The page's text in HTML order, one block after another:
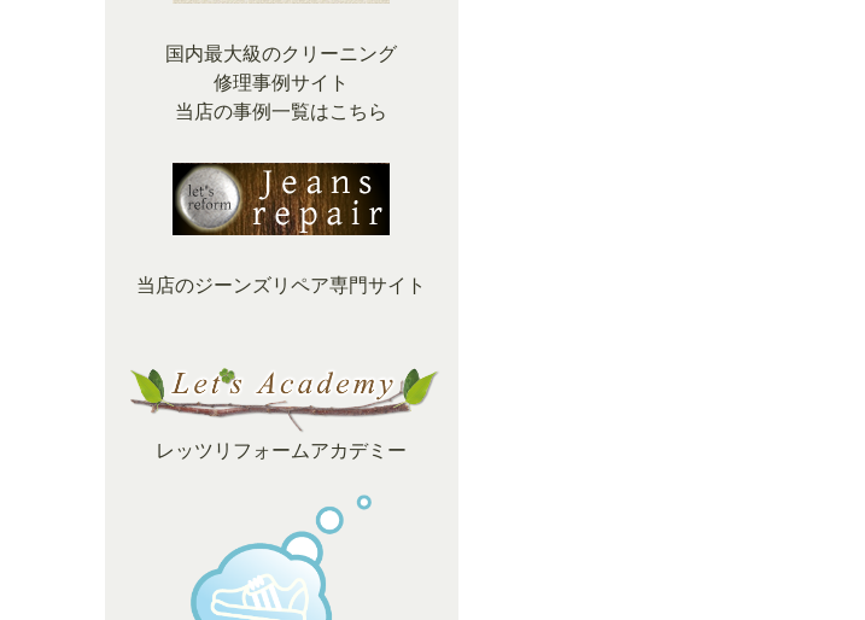
国内最大級のクリーニング
修理事例サイト
当店の事例一覧はこちら
当店のジーンズリペア専門サイト
レッツリフォームアカデミー